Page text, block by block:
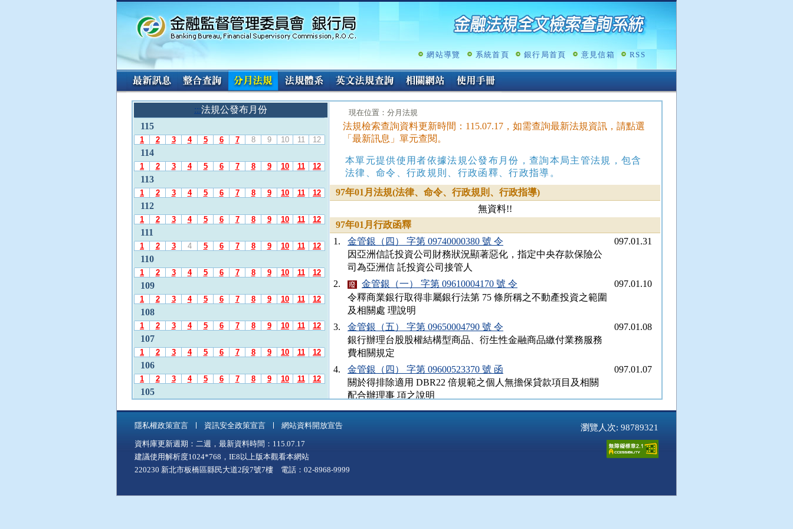
跳
容
網站導覽 系統首頁 銀行局首頁 意見信箱 RSS
:::
請
使
用
t
+
選
擇
「
法
規
公
發
布
月
份
」
後
，
再
使
用
l
t
+
至
「
中
主
:::法規公發布月份
115
1 2 3 4 5 6 7 8 9 10 11 12
114
1 2 3 4 5 6 7 8 9 10 11 12
113
1 2 3 4 5 6 7 8 9 10 11 12
112
1 2 3 4 5 6 7 8 9 10 11 12
111
1 2 3 4 5 6 7 8 9 10 11 12
110
1 2 3 4 5 6 7 8 9 10 11 12
109
1 2 3 4 5 6 7 8 9 10 11 12
108
1 2 3 4 5 6 7 8 9 10 11 12
107
1 2 3 4 5 6 7 8 9 10 11 12
106
1 2 3 4 5 6 7 8 9 10 11 12
105
1 5 6 7 10 11 12
103
1 2 3 4 5 6 7 8 9 10 11
102
101
現在位置：分月法規
法規檢索查詢資料更新時間：115.07.17，如需查詢最新法規資訊，請點選
「最新訊息」單元查閱。
本單元提供使用者依據法規公發布月份，查詢本局主管法規，包含
法律、命令、行政規則、行政函釋、行政指導。
97年01月法規(法律、命令、行政規則、行政指導)
無資料!!
97年01月行政函釋
1.
金管銀（四） 字第 09740000380 號 令
因亞洲信託投資公司財務狀況顯著惡化，指定中央存款保險公
司為亞洲信 託投資公司接管人
097.01.31
2. 廢
金管銀（一） 字第 09610004170 號 令
令釋商業銀行取得非屬銀行法第 75 條所稱之不動產投資之範圍
及相關處 理說明
097.01.10
3.
金管銀（五） 字第 09650004790 號 令
銀行辦理台股股權結構型商品、衍生性金融商品繳付業務服務
費相關規定
097.01.08
4.
金管銀（四） 字第 09600523370 號 函
關於得排除適用 DBR22 倍規範之個人無擔保貸款項目及相關
配合辦理事 項之說明
097.01.07
5. 廢 金管銀（三） 字第 09630006780 號 函 097.01.04
隱私權政策宣言 資訊安全政策宣言 網站資料開放宣告 瀏覽人次: 98789321
資料庫更新週期：二週，最新資料時間：115.07.17
建議使用解析度1024*768，IE8以上版本觀看本網站
220230 新北市板橋區縣民大道2段7號7樓 電話：02-8968-9999